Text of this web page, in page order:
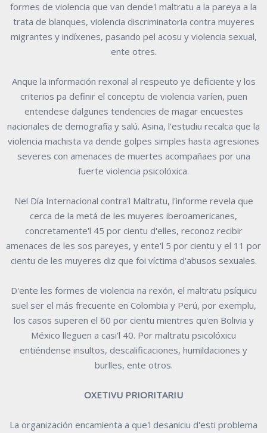
formes de violencia que van dende'l maltratu a la pareya a la
trata de blanques, violencia discriminatoria contra muyeres
migrantes y indíxenes, pasando pel acosu y violencia sexual,
ente otres.
Anque la información rexonal al respeuto ye deficiente y los
criterios pa definir el conceptu de violencia varíen, puen
entendese dalgunes tendencies de magar encuestes
nacionales de demografía y salú. Asina, l'estudiu recalca que la
violencia machista va dende golpes simples hasta agresiones
severes con amenaces de muertes acompañaes por una
fuerte violencia psicolóxica.
Nel Día Internacional contra'l Maltratu, l'informe revela que
cerca de la metá de les muyeres iberoamericanes,
concretamente'l 45 por cientu d'elles, reconoz recibir
amenaces de les sos pareyes, y ente'l 5 por cientu y el 11 por
cientu de les muyeres diz que foi víctima d'abusos sexuales.
D'ente les formes de violencia na rexón, el maltratu psíquicu
suel ser el más frecuente en Colombia y Perú, por exemplu,
los casos superen el 60 por cientu mientres qu'en Bolivia y
México lleguen a casi'l 40. Por maltratu psicolóxicu
entiéndense insultos, descalificaciones, humildaciones y
burlles, ente otros.
OXETIVU PRIORITARIU
La organización encamienta a que'l desaniciu d'esti problema